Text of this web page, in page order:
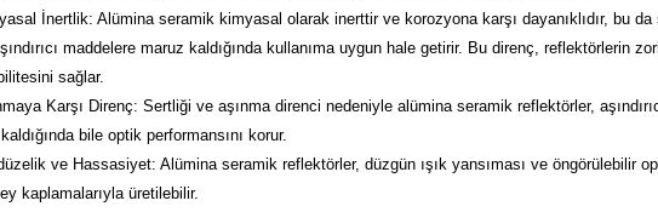
İnertlik: Alümina seramik kimyasal olarak inerttir ve korozyona karşı dayanıklıdır, bu
maddelere maruz kaldığında kullanıma uygun hale getirir. Bu direnç, reflektörlerin
sağlar.
Karşı Direnç: Sertliği ve aşınma direnci nedeniyle alümina seramik reflektörler,
bile optik performansını korur.
ve Hassasiyet: Alümina seramik reflektörler, düzgün ışık yansıması ve öngörülebilir
kaplamalarıyla üretilebilir.